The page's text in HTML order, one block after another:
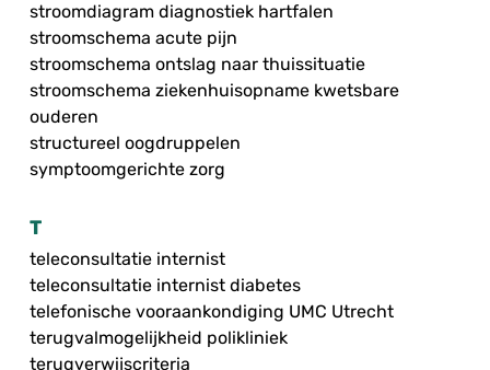
stroomdiagram diagnostiek hartfalen
stroomschema acute pijn
stroomschema ontslag naar thuissituatie
stroomschema ziekenhuisopname kwetsbare
ouderen
structureel oogdruppelen
symptoomgerichte zorg
T
teleconsultatie internist
teleconsultatie internist diabetes
telefonische vooraankondiging UMC Utrecht
terugvalmogelijkheid polikliniek
terugverwijscriteria